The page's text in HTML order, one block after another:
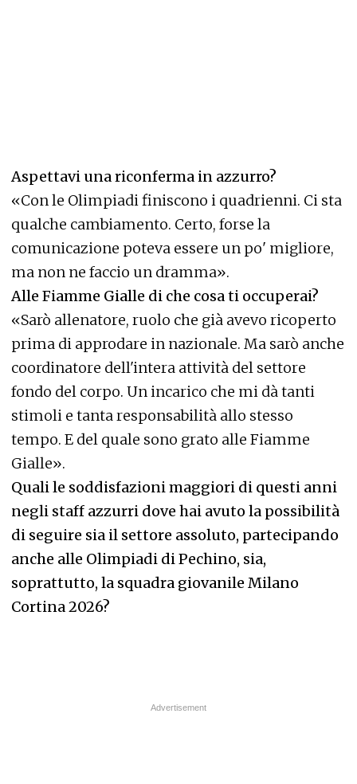
Aspettavi una riconferma in azzurro?
«Con le Olimpiadi finiscono i quadrienni. Ci sta
qualche cambiamento. Certo, forse la
comunicazione poteva essere un po' migliore,
ma non ne faccio un dramma».
Alle Fiamme Gialle di che cosa ti occuperai?
«Sarò allenatore, ruolo che già avevo ricoperto
prima di approdare in nazionale. Ma sarò anche
coordinatore dell'intera attività del settore
fondo del corpo. Un incarico che mi dà tanti
stimoli e tanta responsabilità allo stesso
tempo. E del quale sono grato alle Fiamme
Gialle».
Quali le soddisfazioni maggiori di questi anni
negli staff azzurri dove hai avuto la possibilità
di seguire sia il settore assoluto, partecipando
anche alle Olimpiadi di Pechino, sia,
soprattutto, la squadra giovanile Milano
Cortina 2026?